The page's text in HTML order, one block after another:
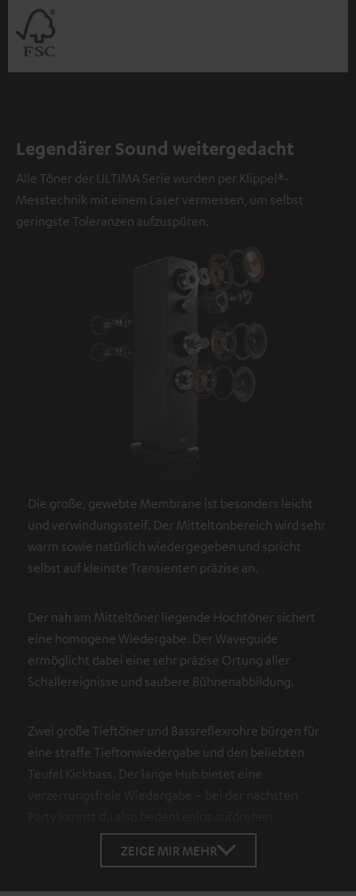
Legendärer Sound weitergedacht
Alle Töner der ULTIMA Serie wurden per Klippel®-
Messtechnik mit einem Laser vermessen, um selbst
geringste Toleranzen aufzuspüren.
Die große, gewebte Membrane ist besonders leicht
und verwindungssteif. Der Mitteltonbereich wird sehr
warm sowie natürlich wiedergegeben und spricht
selbst auf kleinste Transienten präzise an.
Der nah am Mitteltöner liegende Hochtöner sichert
eine homogene Wiedergabe. Der Waveguide
ermöglicht dabei eine sehr präzise Ortung aller
Schallereignisse und saubere Bühnenabbildung.
Zwei große Tieftöner und Bassreflexrohre bürgen für
eine straffe Tieftonwiedergabe und den beliebten
Teufel Kickbass. Der lange Hub bietet eine
verzerrungsfreie Wiedergabe – bei der nächsten
ZEIGE MIR MEHR